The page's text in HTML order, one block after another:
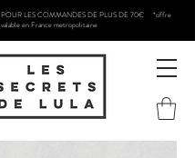
POUR LES COMMANDES DE PLUS DE 70€ *offre
valable en France metropolitaine